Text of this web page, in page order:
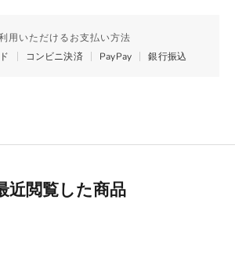
用いただけるお支払い方法
コンビニ決済 PayPay 銀行振込
近閲覧した商品